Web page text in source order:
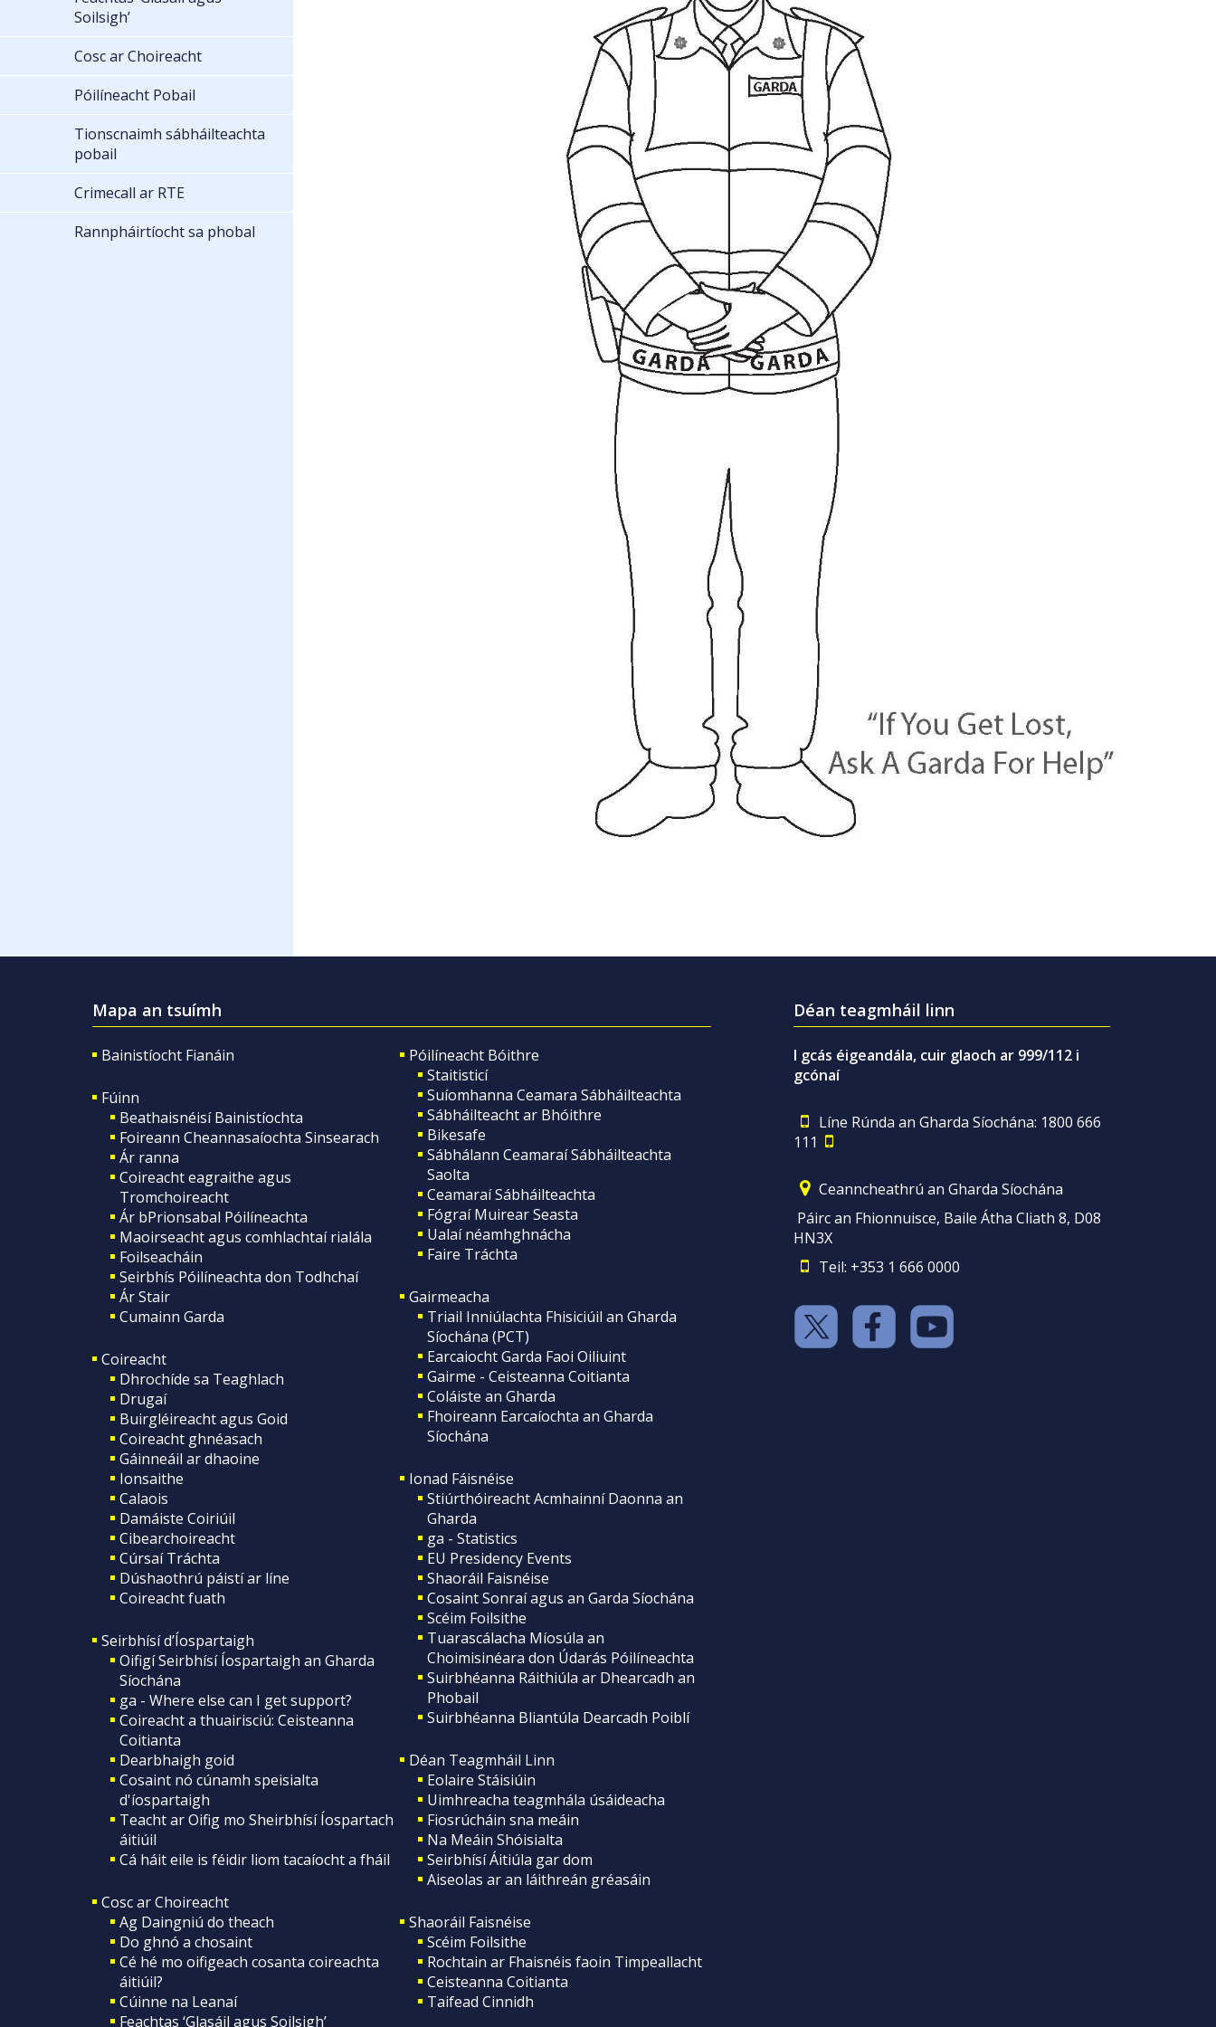
Soilsigh’
Cosc ar Choireacht
Póilíneacht Pobail
Tionscnaimh sábháilteachta
pobail
Crimecall ar RTE
Rannpháirtíocht sa phobal
Mapa an tsuímh
Bainistíocht Fianáin
Fúinn
Beathaisnéisí Bainistíochta
Foireann Cheannasaíochta Sinsearach
Ár ranna
Coireacht eagraithe agus
Tromchoireacht
Ár bPrionsabal Póilíneachta
Maoirseacht agus comhlachtaí rialála
Foilseacháin
Seirbhís Póilíneachta don Todhchaí
Ár Stair
Cumainn Garda
Coireacht
Dhrochíde sa Teaghlach
Drugaí
Buirgléireacht agus Goid
Coireacht ghnéasach
Gáinneáil ar dhaoine
Ionsaithe
Calaois
Damáiste Coiriúil
Cibearchoireacht
Cúrsaí Tráchta
Dúshaothrú páistí ar líne
Coireacht fuath
Seirbhísí d’Íospartaigh
Oifigí Seirbhísí Íospartaigh an Gharda
Síochána
ga - Where else can I get support?
Coireacht a thuairisciú: Ceisteanna
Coitianta
Dearbhaigh goid
Cosaint nó cúnamh speisialta
d'íospartaigh
Teacht ar Oifig mo Sheirbhísí Íospartach
áitiúil
Cá háit eile is féidir liom tacaíocht a fháil
Cosc ar Choireacht
Ag Daingniú do theach
Do ghnó a chosaint
Cé hé mo oifigeach cosanta coireachta
áitiúil?
Cúinne na Leanaí
Feachtas ‘Glasáil agus Soilsigh’
Póilíneacht Bóithre
Staitisticí
Suíomhanna Ceamara Sábháilteachta
Sábháilteacht ar Bhóithre
Bikesafe
Sábhálann Ceamaraí Sábháilteachta
Saolta
Ceamaraí Sábháilteachta
Fógraí Muirear Seasta
Ualaí néamhghnácha
Faire Tráchta
Gairmeacha
Triail Inniúlachta Fhisiciúil an Gharda
Síochána (PCT)
Earcaiocht Garda Faoi Oiliuint
Gairme - Ceisteanna Coitianta
Coláiste an Gharda
Fhoireann Earcaíochta an Gharda
Síochána
Ionad Fáisnéise
Stiúrthóireacht Acmhainní Daonna an
Gharda
ga - Statistics
EU Presidency Events
Shaoráil Faisnéise
Cosaint Sonraí agus an Garda Síochána
Scéim Foilsithe
Tuarascálacha Míosúla an
Choimisinéara don Údarás Póilíneachta
Suirbhéanna Ráithiúla ar Dhearcadh an
Phobail
Suirbhéanna Bliantúla Dearcadh Poiblí
Déan Teagmháil Linn
Eolaire Stáisiúin
Uimhreacha teagmhála úsáideacha
Fiosrúcháin sna meáin
Na Meáin Shóisialta
Seirbhísí Áitiúla gar dom
Aiseolas ar an láithreán gréasáin
Shaoráil Faisnéise
Scéim Foilsithe
Rochtain ar Fhaisnéis faoin Timpeallacht
Ceisteanna Coitianta
Taifead Cinnidh
Déan teagmháil linn
I gcás éigeandála, cuir glaoch ar 999/112 i
gcónaí
Líne Rúnda an Gharda Síochána: 1800 666
111
Ceanncheathrú an Gharda Síochána
Páirc an Fhionnuisce, Baile Átha Cliath 8, D08
HN3X
Teil: +353 1 666 0000